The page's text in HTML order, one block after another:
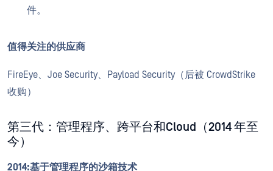
件。
值得关注的供应商
FireEye、Joe Security、Payload Security（后被 CrowdStrike
收购）
第三代：管理程序、跨平台和Cloud（2014 年至
今）
2014:基于管理程序的沙箱技术